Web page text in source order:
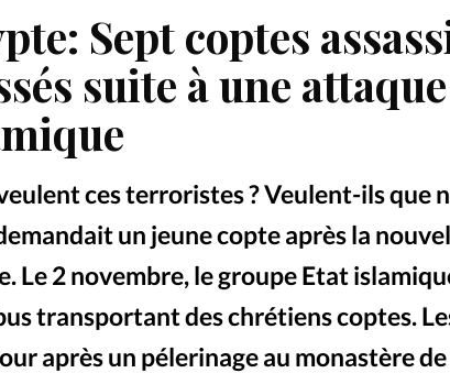
Bible
Culture
Histoire
Mission
Monde
Religions Société
Sept coptes
suite à une
ces terroristes ? Veulent-ils que
un jeune copte après la
Le 2 novembre, le groupe Etat
transportant des chrétiens coptes.
après un pélerinage au monastère